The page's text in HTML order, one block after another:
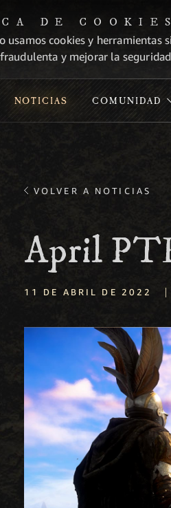
DE COOKIES
usamos cookies y
y mejorar la
NOTICIAS COMUNIDAD
VOLVER A NOTICIAS
April
11 DE ABRIL DE 2022 |